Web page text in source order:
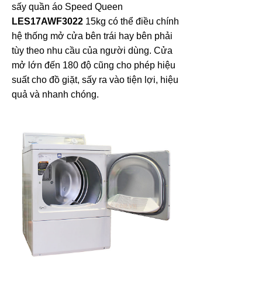
sấy quần áo Speed Queen
LES17AWF3022 15kg có thể điều chính
hệ thống mở cửa bên trái hay bên phải
tùy theo nhu cầu của người dùng. Cửa
mở lớn đến 180 độ cũng cho phép hiệu
suất cho đồ giặt, sấy ra vào tiện lợi, hiệu
quả và nhanh chóng.